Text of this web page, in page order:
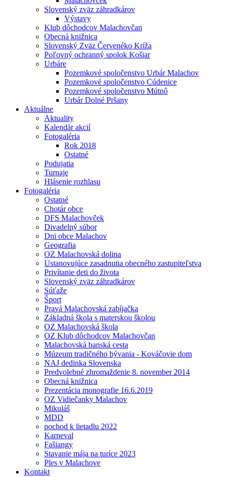
Slovenský zväz záhradkárov
Výstavy
Klub dôchodcov Malachovčan
Obecná knižnica
Slovenský Zväz Červenéko Kríža
Poľovný ochranný spolok Košiar
Urbáre
Pozemkové spoločenstvo Urbár Malachov
Pozemkové spoločenstvo Cúdenice
Pozemkové spoločenstvo Mútnô
Urbár Dolné Pršany
Aktuálne
Aktuality
Kalendár akcií
Fotogaléria
Rok 2018
Ostatné
Podujatia
Turnaje
Hlásenie rozhlasu
Fotogaléria
Ostatné
Chotár obce
DFS Malachovček
Divadelný súbor
Dni obce Malachov
Geografia
OZ Malachovská dolina
Ustanovujúce zasadnutia obecného zastupiteľstva
Privítanie deti do života
Slovenský zväz záhradkárov
Súťaže
Šport
Pravá Malachovská zabíjačka
Základná škola s materskou školou
OZ Malachovská škola
OZ Klub dôchodcov Malachovčan
Malachovská banská cesta
Múzeum tradičného bývania - Kováčovie dom
NAJ dedinka Slovenska
Predvolebné zhromaždenie 8. november 2014
Obecná knižnica
Prezentácia monografie 16.6.2019
OZ Vidiečanky Malachov
Mikuláš
MDD
pochod k lietadlu 2022
Karneval
Fašiangy
Stavanie mája na turíce 2023
Ples v Malachove
Kontakt